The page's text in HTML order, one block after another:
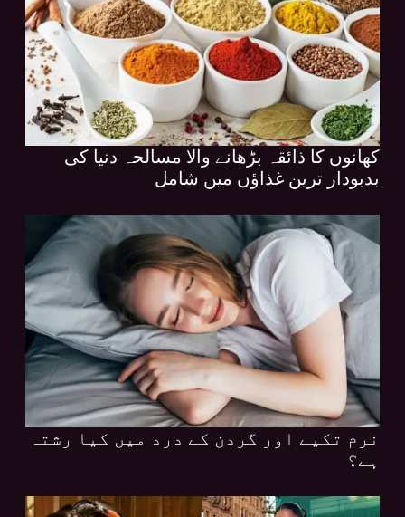
کھانوں کا ذائقہ بڑھانے والا مسالحہ دنیا کی
بدبودار ترین غذاؤں میں شامل
نرم تکیے اور گردن کے درد میں کیا رشتہ
ہے؟